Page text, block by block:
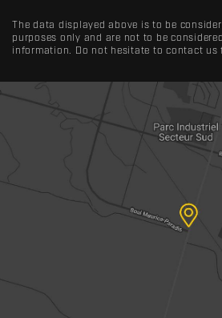
The data displayed above is to be
purposes only and are not to be
information. Do not hesitate to contact us